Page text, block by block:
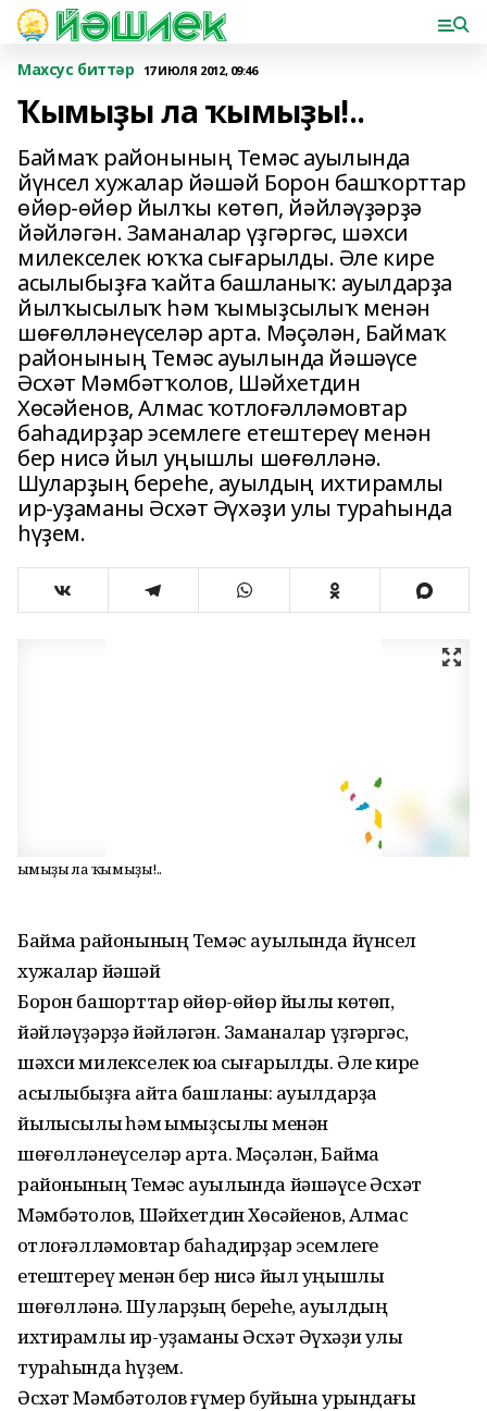
Махсус биттәр 17 ИЮЛЯ 2012, 09:46
Ҡымыҙы ла ҡымыҙы!..
Баймаҡ районының Темәс ауылында
йүнсел хужалар йәшәй Борон башҡорттар
өйөр-өйөр йылҡы көтөп, йәйләүҙәрҙә
йәйләгән. Заманалар үҙгәргәс, шәхси
милекселек юҡҡа сығарылды. Әле кире
асылыбыҙға ҡайта башланыҡ: ауылдар­ҙа
йылҡысылыҡ һәм ҡымыҙсылыҡ менән
шөғөлләнеүселәр арта. Мәҫәлән, Баймаҡ
районының Темәс ауылында йәшәүсе
Әсхәт Мәмбәтҡолов, Шәйхетдин
Хөсәйенов, Алмас ҡотлоғәлләмовтар
баһадирҙар эсемлеге етештереү менән
бер нисә йыл уңышлы шөғөлләнә.
Шуларҙың береһе, ауылдың ихтирамлы
ир-уҙаманы Әсхәт Әүхәҙи улы тураһында
һүҙем.
Ҡымыҙы ла ҡымыҙы!..
Баймаҡ районының Темәс ауылында йүнсел
хужалар йәшәй
Борон башҡорттар өйөр-өйөр йылҡы көтөп,
йәйләүҙәрҙә йәйләгән. Заманалар үҙгәргәс,
шәхси милекселек юҡҡа сығарылды. Әле кире
асылыбыҙға ҡайта башланыҡ: ауылдар­ҙа
йылҡысылыҡ һәм ҡымыҙсылыҡ менән
шөғөлләнеүселәр арта. Мәҫәлән, Баймаҡ
районының Темәс ауылында йәшәүсе Әсхәт
Мәмбәтҡолов, Шәйхетдин Хөсәйенов, Алмас
ҡотлоғәлләмовтар баһадирҙар эсемлеге
етештереү менән бер нисә йыл уңышлы
шөғөлләнә. Шуларҙың береһе, ауылдың
ихтирамлы ир-уҙаманы Әсхәт Әүхәҙи улы
тураһында һүҙем.
Әсхәт Мәмбәтҡолов ғүмер буйына урындағы